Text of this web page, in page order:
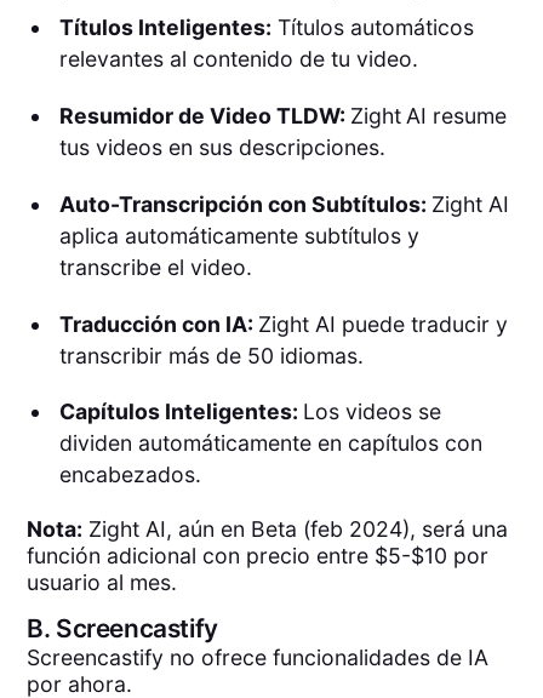
Títulos Inteligentes: Títulos automáticos
relevantes al contenido de tu video.
Resumidor de Video TLDW: Zight AI resume
tus videos en sus descripciones.
Auto-Transcripción con Subtítulos: Zight AI
aplica automáticamente subtítulos y
transcribe el video.
Traducción con IA: Zight AI puede traducir y
transcribir más de 50 idiomas.
Capítulos Inteligentes: Los videos se
dividen automáticamente en capítulos con
encabezados.
Nota: Zight AI, aún en Beta (feb 2024), será una
función adicional con precio entre $5-$10 por
usuario al mes.
B. Screencastify
Screencastify no ofrece funcionalidades de IA
por ahora.